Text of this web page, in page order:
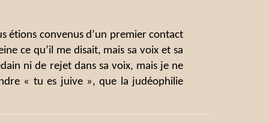
étions convenus d’un premier contact
ce qu’il me disait, mais sa voix et sa
ni de rejet dans sa voix, mais je ne
« tu es juive », que la judéophilie